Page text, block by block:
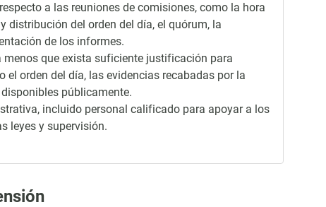
a las reuniones de comisiones, como la hora
distribución del orden del día, el quórum, la
de los informes.
que exista suficiente justificación para
orden del día, las evidencias recabadas por la
públicamente.
incluido personal calificado para apoyar a los
leyes y supervisión.